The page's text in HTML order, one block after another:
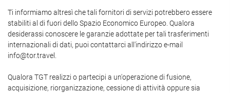
Ti informiamo altresì che tali fornitori di servizi potrebbero essere
stabiliti al di fuori dello Spazio Economico Europeo. Qualora
desiderassi conoscere le garanzie adottate per tali trasferimenti
internazionali di dati, puoi contattarci all'indirizzo e-mail
info@tor.travel.
Qualora TGT realizzi o partecipi a un'operazione di fusione,
acquisizione, riorganizzazione, cessione di attività oppure sia